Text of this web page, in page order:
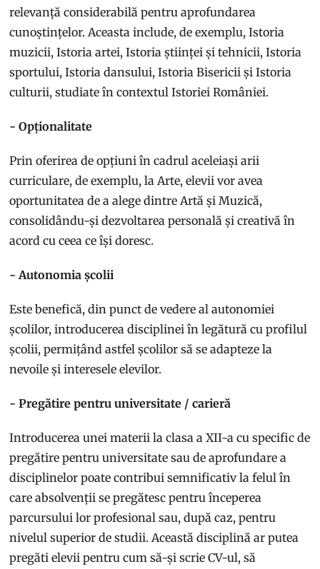
relevanță considerabilă pentru aprofundarea
cunoștințelor. Aceasta include, de exemplu, Istoria
muzicii, Istoria artei, Istoria științei și tehnicii, Istoria
sportului, Istoria dansului, Istoria Bisericii și Istoria
culturii, studiate în contextul Istoriei României.
- Opționalitate
Prin oferirea de opțiuni în cadrul aceleiași arii
curriculare, de exemplu, la Arte, elevii vor avea
oportunitatea de a alege dintre Artă și Muzică,
consolidându-și dezvoltarea personală și creativă în
acord cu ceea ce își doresc.
- Autonomia școlii
Este benefică, din punct de vedere al autonomiei
școlilor, introducerea disciplinei în legătură cu profilul
școlii, permițând astfel școlilor să se adapteze la
nevoile și interesele elevilor.
- Pregătire pentru universitate / carieră
Introducerea unei materii la clasa a XII-a cu specific de
pregătire pentru universitate sau de aprofundare a
disciplinelor poate contribui semnificativ la felul în
care absolvenții se pregătesc pentru începerea
parcursului lor profesional sau, după caz, pentru
nivelul superior de studii. Această disciplină ar putea
pregăti elevii pentru cum să-și scrie CV-ul, să